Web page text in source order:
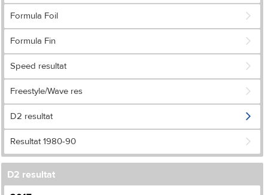
Formula Foil
Formula Fin
Speed resultat
Freestyle/Wave res
D2 resultat
Resultat 1980-90
D2 resultat